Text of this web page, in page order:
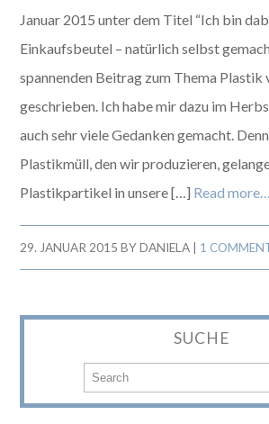
Januar 2015 unter dem Titel “Ich bin
Einkaufsbeutel – natürlich selbst
spannenden Beitrag zum Thema Plastik
geschrieben. Ich habe mir dazu im
auch sehr viele Gedanken gemacht.
Plastikmüll, den wir produzieren,
Plastikpartikel in unsere […] Read more…
29. JANUAR 2015 BYDANIELA 1
SUCHE